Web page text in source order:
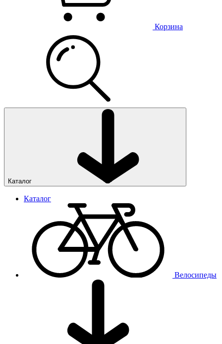
Корзина
Каталог
Каталог
Велосипеды